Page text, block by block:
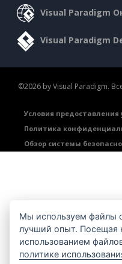
Visual Paradigm
Visual Paradigm
©2026 by Visual Paradigm.
Условия предоставления
Политика
Обзор системы
Мы используем файлы
лучший опыт. Посещая
использованием
политике